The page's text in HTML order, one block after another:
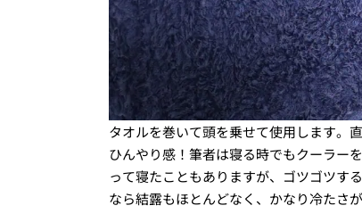
タオルを巻いて頭を乗せて使用します。
ひんやり感！筆者は寝る時でもクーラー
って寝たこともありますが、ゴツゴツす
なら結露もほとんどなく、かなり冷たさ